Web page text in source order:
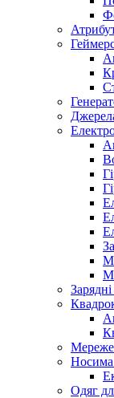
Зарядні
Носима
Одяг